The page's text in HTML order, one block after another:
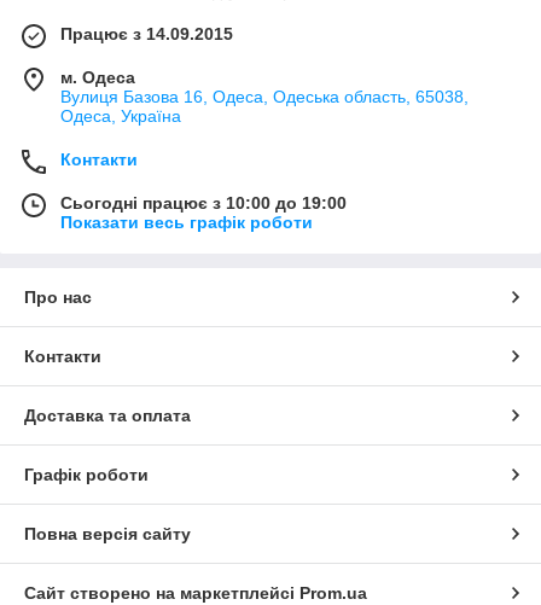
Працює з 14.09.2015
м. Одеса
Вулиця Базова 16, Одеса, Одеська область, 65038,
Одеса, Україна
Контакти
Сьогодні працює з 10:00 до 19:00
Показати весь графік роботи
Про нас
Контакти
Доставка та оплата
Графік роботи
Повна версія сайту
Сайт створено на маркетплейсі Prom.ua